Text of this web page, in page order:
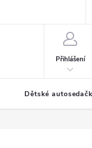
Přihlášení
Dětské